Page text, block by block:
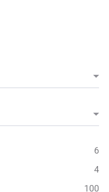
6
4
100